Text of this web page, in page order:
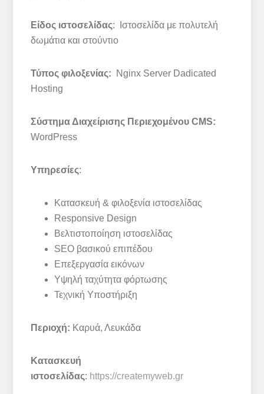
Είδος ιστοσελίδας: Ιστοσελίδα με πολυτελή
δωμάτια και στούντιο
Τύπος φιλοξενίας: Nginx Server Dadicated
Hosting
Σύστημα Διαχείρισης Περιεχομένου CMS:
WordPress
Υπηρεσίες:
Κατασκευή & φιλοξενία ιστοσελίδας
Responsive Design
Βελτιστοποίηση ιστοσελίδας
SEO βασικού επιπέδου
Επεξεργασία εικόνων
Υψηλή ταχύτητα φόρτωσης
Τεχνική Υποστήριξη
Περιοχή: Καρυά, Λευκάδα
Κατασκευή
ιστοσελίδας: https://createmyweb.gr